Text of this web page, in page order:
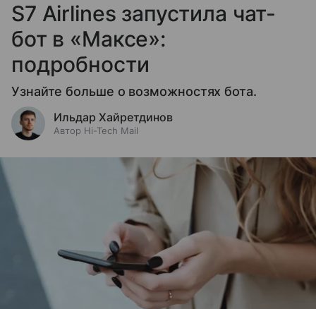
S7 Airlines запустила чат-
бот в «Максе»:
подробности
Узнайте больше о возможностях бота.
Ильдар Хайретдинов
Автор Hi-Tech Mail